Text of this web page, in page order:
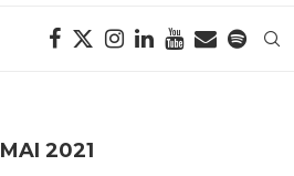
MAI 2021